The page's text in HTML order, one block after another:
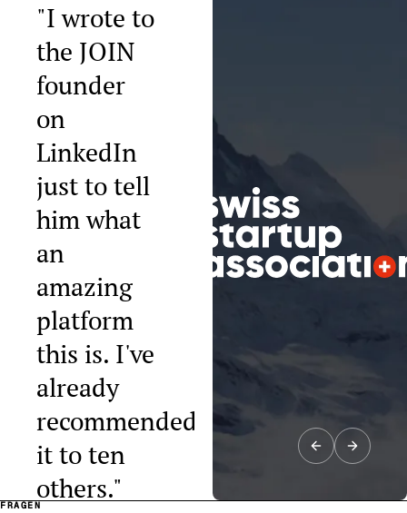
"I wrote to
the JOIN
founder
on
LinkedIn
just to tell
him what
an
amazing
platform
this is. I've
already
recommended
it to ten
others."
FRAGEN